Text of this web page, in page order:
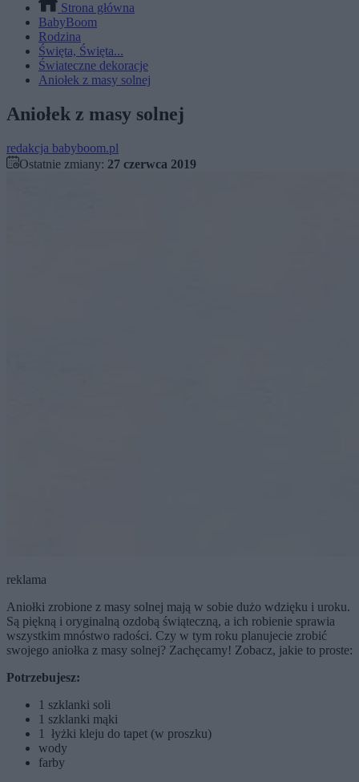
Strona główna
BabyBoom
Rodzina
Święta, Święta...
Świateczne dekoracje
Aniołek z masy solnej
Aniołek z masy solnej
redakcja babyboom.pl
Ostatnie zmiany: 27 czerwca 2019
reklama
Aniołki zrobione z masy solnej mają w sobie dużo wdzięku i uroku.
Są piękną i oryginalną ozdobą świąteczną, a ich robienie sprawia
wszystkim mnóstwo radości. Czy w tym roku planujecie zrobić
swojego aniołka z masy solnej? Zachęcamy! Zobacz, jakie to proste:
Potrzebujesz:
1 szklanki soli
1 szklanki mąki
1 łyżki kleju do tapet (w proszku)
wody
farby